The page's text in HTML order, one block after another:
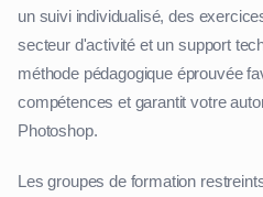
un suivi individualisé, des
secteur d'activité et un support
méthode pédagogique éprouvée
compétences et garantit votre
Photoshop.
Les groupes de formation